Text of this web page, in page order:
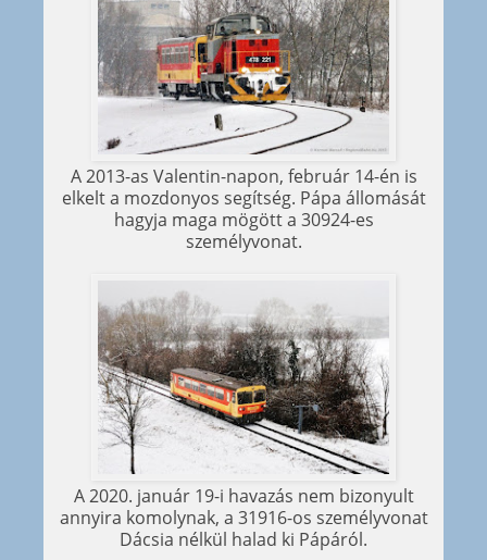
A 2013-as Valentin-napon, február 14-én is
elkelt a mozdonyos segítség. Pápa állomását
hagyja maga mögött a 30924-es
személyvonat.
A 2020. január 19-i havazás nem bizonyult
annyira komolynak, a 31916-os személyvonat
Dácsia nélkül halad ki Pápáról.